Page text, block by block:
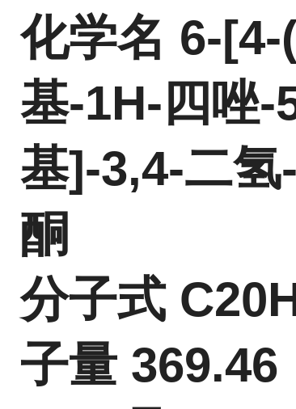
化学名 6-[4-
基-1H-四唑-
基]-3,4-二
酮
分子式
子量 369.46